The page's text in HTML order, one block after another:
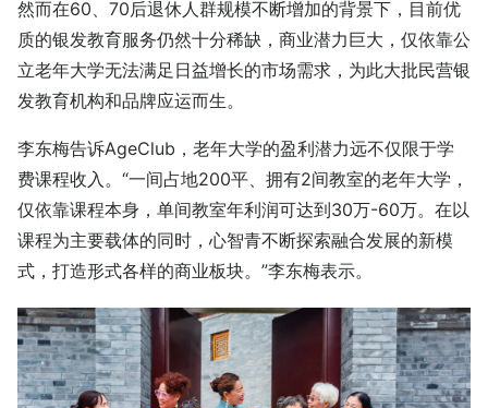
然而在60、70后退休人群规模不断增加的背景下，目前优
质的银发教育服务仍然十分稀缺，商业潜力巨大，仅依靠公
立老年大学无法满足日益增长的市场需求，为此大批民营银
发教育机构和品牌应运而生。
李东梅告诉AgeClub，老年大学的盈利潜力远不仅限于学
费课程收入。“一间占地200平、拥有2间教室的老年大学，
仅依靠课程本身，单间教室年利润可达到30万-60万。在以
课程为主要载体的同时，心智青不断探索融合发展的新模
式，打造形式各样的商业板块。”李东梅表示。